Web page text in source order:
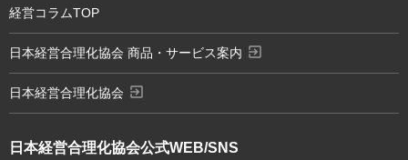
日本経営合理化協会公式WEB/SNS
経営コラムTOP
日本経営合理化協会 商品・サービス案内 exit_to_app
日本経営合理化協会 exit_to_app